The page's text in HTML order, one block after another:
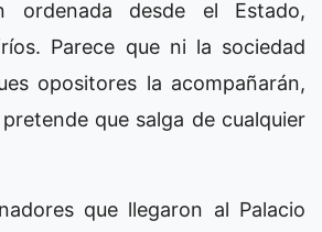
ordenada desde el Estado,
Parece que ni la sociedad
opositores la acompañarán,
que salga de cualquier
que llegaron al Palacio